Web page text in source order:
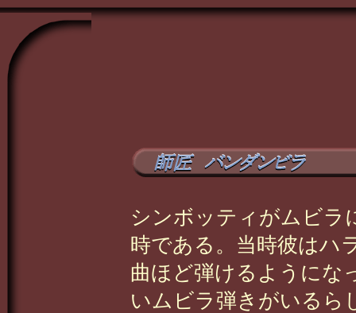
シンボッティがムビラ
時である。当時彼はハ
曲ほど弾けるようにな
いムビラ弾きがいるら